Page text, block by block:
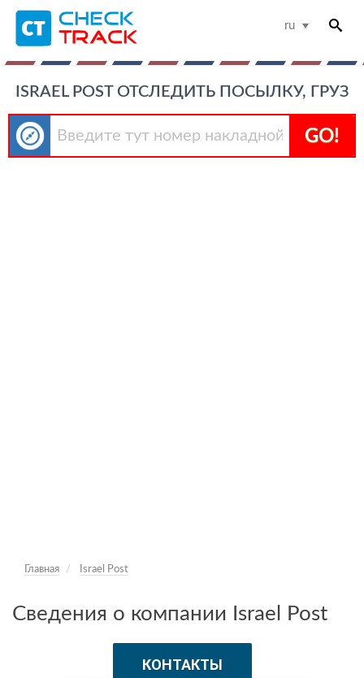
ru
ISRAEL POST ОТСЛЕДИТЬ ПОСЫЛКУ, ГРУЗ
GO!
Главная Israel Post
Сведения о компании Israel Post
КОНТАКТЫ